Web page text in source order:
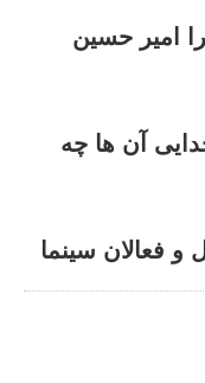
امیر حسین
آن ها چه
فعالان سینما